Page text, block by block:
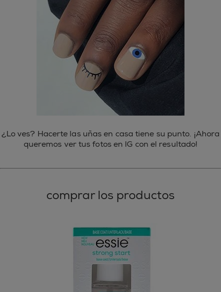
¿Lo ves? Hacerte las uñas en casa tiene su punto. ¡Ahora
queremos ver tus fotos en IG con el resultado!
comprar los productos